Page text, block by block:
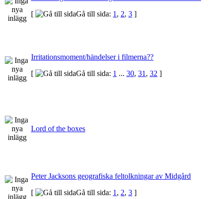
[
Gå till sida: 1 , 2, 3 ]
Irritationsmoment/händelser i filmerna??
[
Gå till sida: 1 ... 30, 31 , 32 ]
Lord of the boxes
Peter Jacksons geografiska feltolkningar av Midgård
[
Gå till sida: 1 , 2, 3 ]